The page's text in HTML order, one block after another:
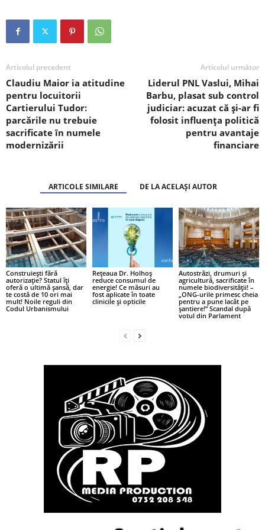
Articolul precedent
Claudiu Maior ia atitudine
pentru locuitorii
Cartierului Tudor:
parcările nu trebuie
sacrificate în numele
modernizării
Articolul următor
Liderul PNL Vaslui, Mihai
Barbu, plasat sub control
judiciar: acuzat că și-ar fi
folosit influența politică
pentru avantaje
financiare
ARTICOLE SIMILARE DE LA ACELAȘI AUTOR
Construiești fără
autorizație? Statul îți
oferă o ultimă șansă, dar
te costă de 10 ori mai
mult! Noile reguli din
Codul Urbanismului
Rețeaua Dr. Holhoș
reduce consumul de
energie! Ce măsuri au
fost aplicate în toate
clinicile și opticile
Autostrăzi, drumuri și
agricultură, sacrificate în
numele biodiversității! –
„ONG-urile primesc cheia
pentru a pune lacăt pe
șantiere!” Scandal după
votul din Parlament